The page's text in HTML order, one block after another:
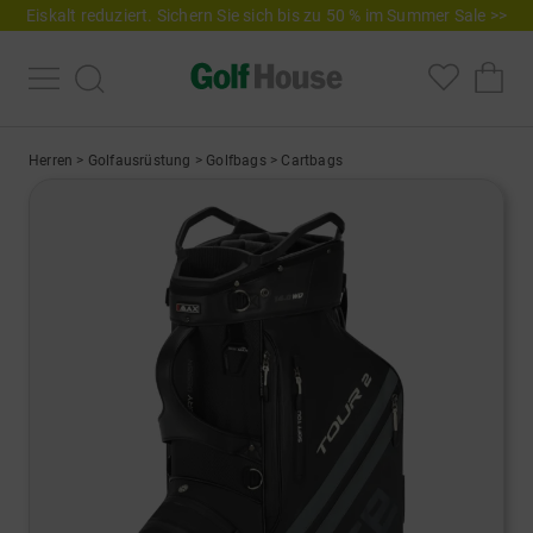
Eiskalt reduziert. Sichern Sie sich bis zu 50 % im Summer Sale >>
Herren > Golfausrüstung > Golfbags> Cartbags